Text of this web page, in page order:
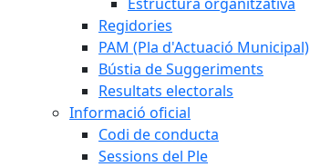
Regidories
PAM (Pla d'Actuació Municipal)
Bústia de Suggeriments
Resultats electorals
Informació oficial
Codi de conducta
Sessions del Ple